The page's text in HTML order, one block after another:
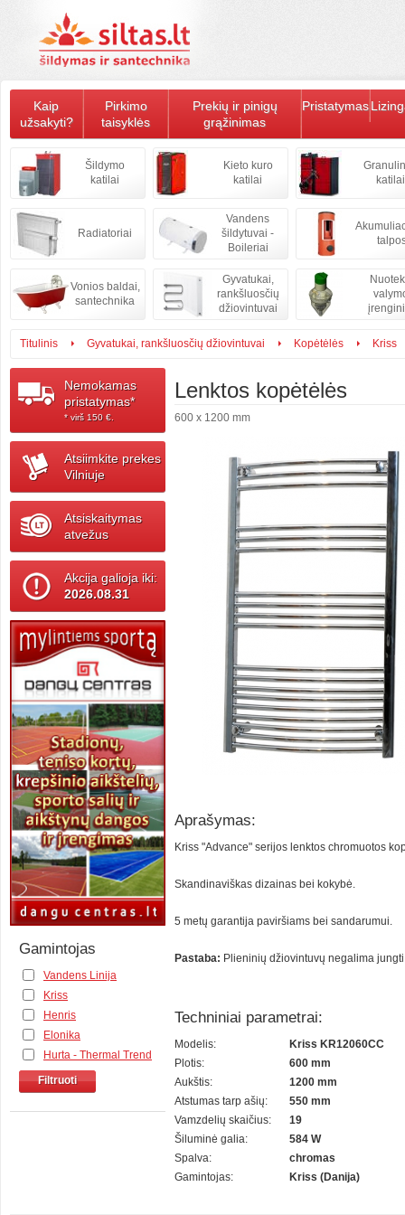
Kaip
užsakyti?
Pirkimo
taisyklės
Prekių ir pinigų
grąžinimas
Pristatymas
Šildymo
katilai
Kieto kuro
katilai
katilai
Radiatoriai
Vandens
šildytuvai -
Boileriai
Vonios baldai,
santechnika
Gyvatukai,
rankšluosčių
džiovintuvai
Titulinis Gyvatukai, rankšluosčių džiovintuvai Kopėtėlės Kriss
Nemokamas
pristatymas*
* virš 150 ‎€.
Atsiimkite prekes
Vilniuje
Atsiskaitymas
atvežus
Akcija galioja iki:
2026.08.31
Gamintojas
Vandens Linija
Kriss
Henris
Elonika
Hurta - Thermal Trend
Filtruoti
Lenktos kopėtėlės
600 x 1200 mm
Aprašymas:
Kriss "Advance" serijos lenktos chromuotos
Skandinaviškas dizainas bei kokybė.
5 metų garantija paviršiams bei sandarumui.
Pastaba: Plieninių džiovintuvų negalima
Techniniai parametrai:
Modelis:
Kriss KR12060CC
Plotis:
600 mm
Aukštis:
1200 mm
Atstumas tarp ašių:
550 mm
Vamzdelių skaičius:
19
Šiluminė galia:
584 W
Spalva:
chromas
Gamintojas:
Kriss (Danija)